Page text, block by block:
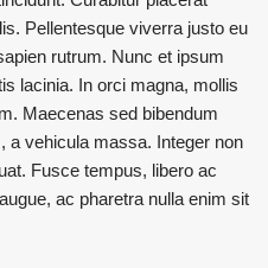
Pellentesque viverra justo eu
rutrum. Nunc et ipsum
lacinia. In orci magna, mollis
Maecenas sed bibendum
a vehicula massa. Integer non
Fusce tempus, libero ac
ac pharetra nulla enim sit